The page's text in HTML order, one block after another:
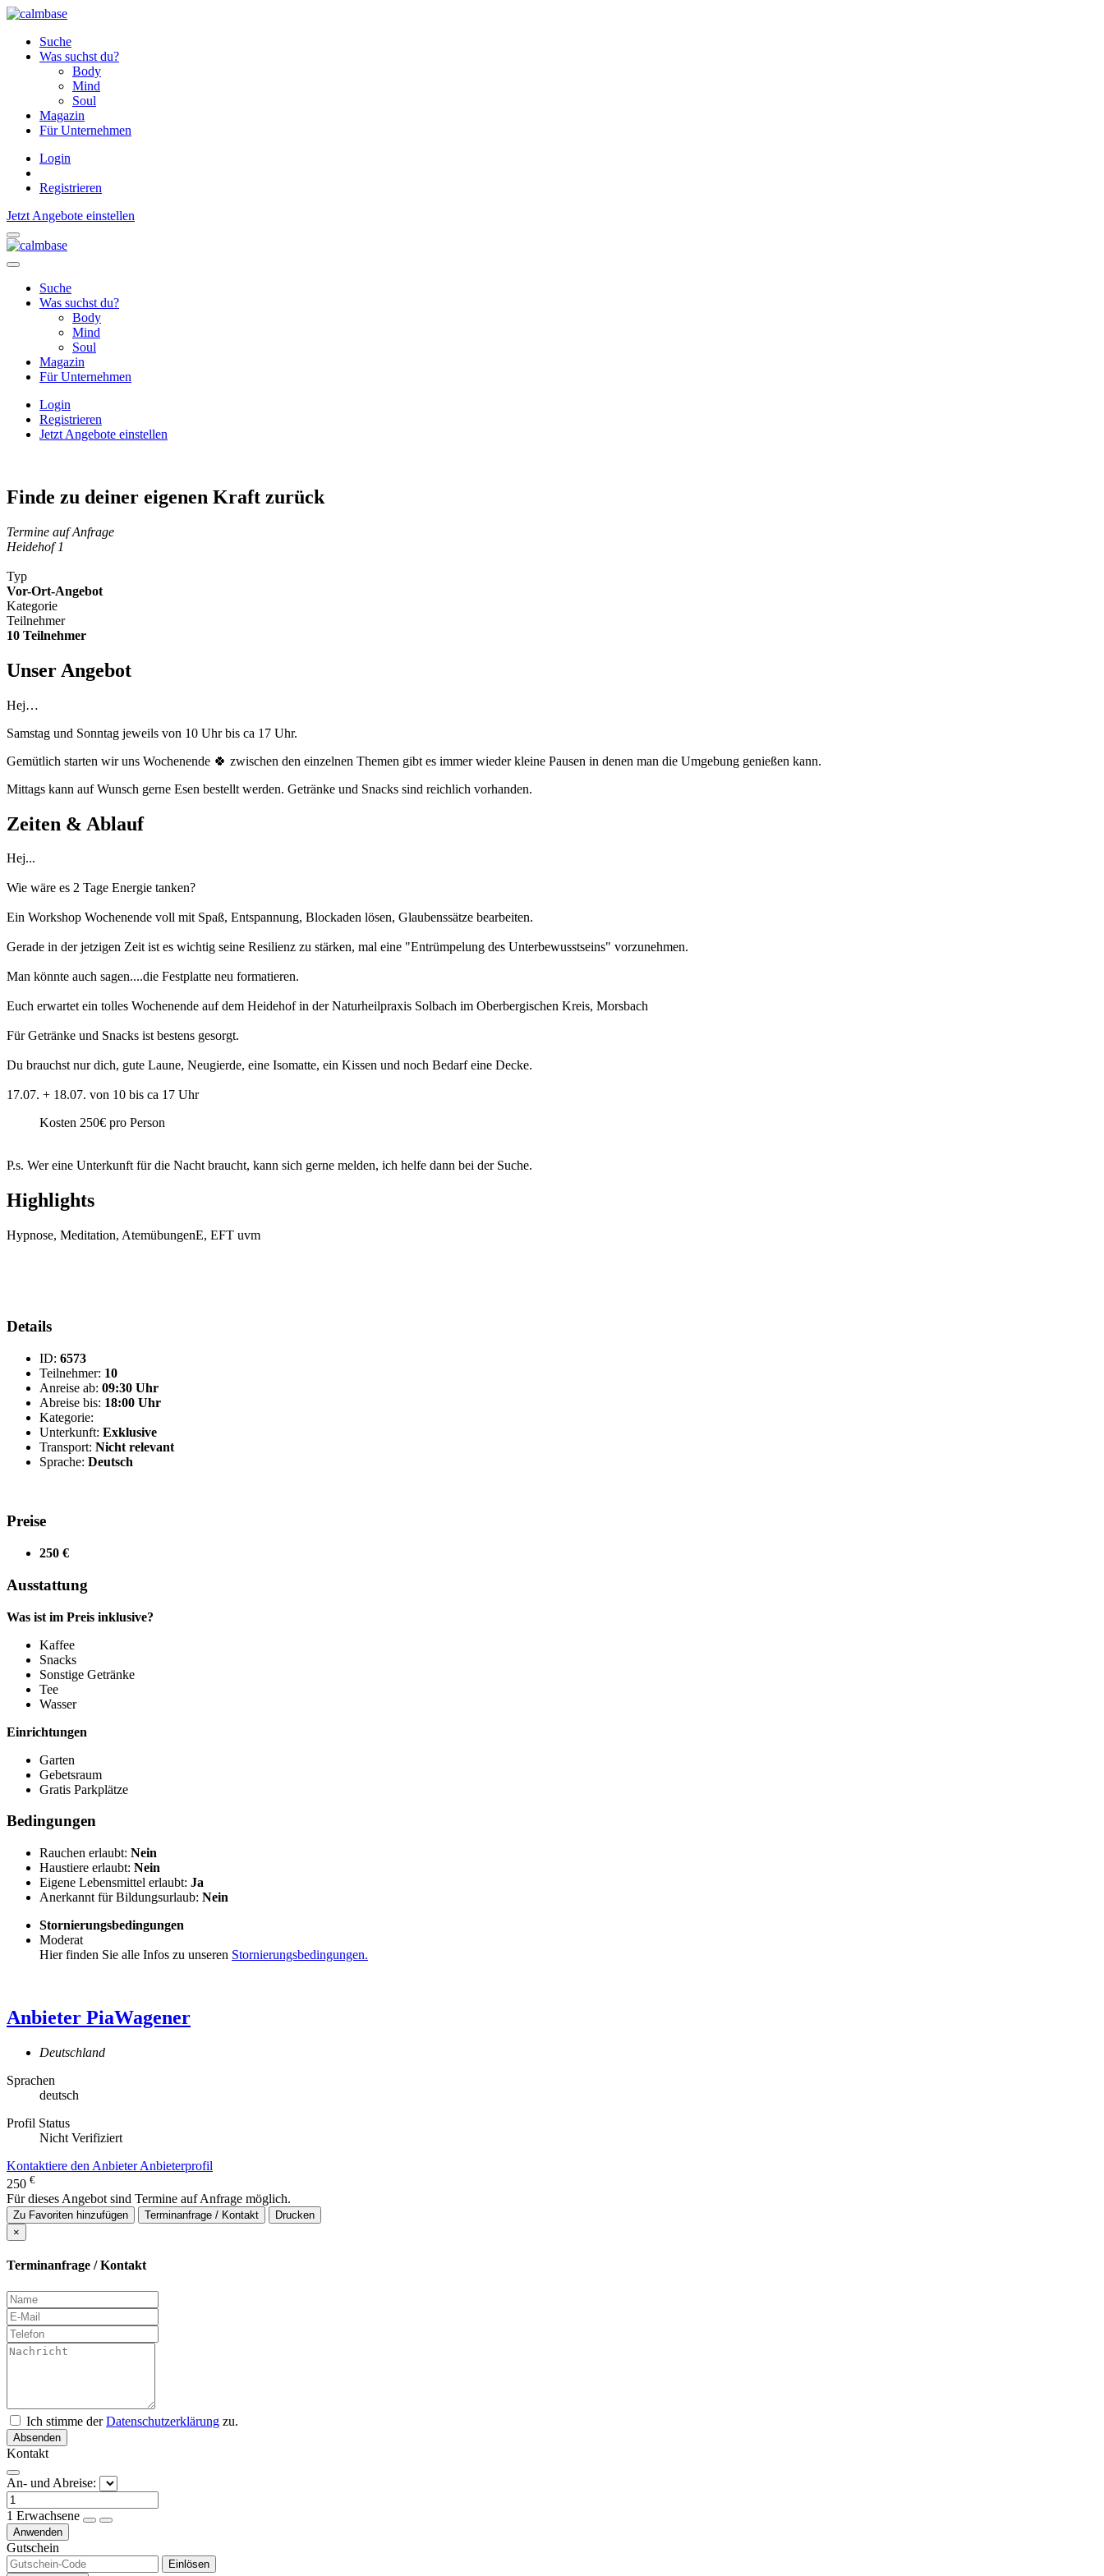
Suche
Was suchst du?
Body
Mind
Soul
Magazin
Für Unternehmen
Login
Registrieren
Jetzt Angebote einstellen
Suche
Was suchst du?
Body
Mind
Soul
Magazin
Für Unternehmen
Login
Registrieren
Jetzt Angebote einstellen
Finde zu deiner eigenen Kraft zurück
Termine auf Anfrage
Heidehof 1
Typ
Vor-Ort-Angebot
Kategorie
Teilnehmer
10 Teilnehmer
Unser Angebot
Hej…
Samstag und Sonntag jeweils von 10 Uhr bis ca 17 Uhr.
Gemütlich starten wir uns Wochenende 🍀 zwischen den einzelnen Themen gibt es immer wieder kleine Pausen in denen man die Umgebung genießen kann.
Mittags kann auf Wunsch gerne Esen bestellt werden. Getränke und Snacks sind reichlich vorhanden.
Zeiten & Ablauf
Hej...
Wie wäre es 2 Tage Energie tanken?
Ein Workshop Wochenende voll mit Spaß, Entspannung, Blockaden lösen, Glaubenssätze bearbeiten.
Gerade in der jetzigen Zeit ist es wichtig seine Resilienz zu stärken, mal eine "Entrümpelung des Unterbewusstseins" vorzunehmen.
Man könnte auch sagen....die Festplatte neu formatieren.
Euch erwartet ein tolles Wochenende auf dem Heidehof in der Naturheilpraxis Solbach im Oberbergischen Kreis, Morsbach
Für Getränke und Snacks ist bestens gesorgt.
Du brauchst nur dich, gute Laune, Neugierde, eine Isomatte, ein Kissen und noch Bedarf eine Decke.
17.07. + 18.07. von 10 bis ca 17 Uhr
Kosten 250€ pro Person
P.s. Wer eine Unterkunft für die Nacht braucht, kann sich gerne melden, ich helfe dann bei der Suche.
Highlights
Hypnose, Meditation, AtemübungenE, EFT uvm
Details
ID: 6573
Teilnehmer: 10
Anreise ab: 09:30 Uhr
Abreise bis: 18:00 Uhr
Kategorie:
Unterkunft: Exklusive
Transport: Nicht relevant
Sprache: Deutsch
Preise
250 €
Ausstattung
Was ist im Preis inklusive?
Kaffee
Snacks
Sonstige Getränke
Tee
Wasser
Einrichtungen
Garten
Gebetsraum
Gratis Parkplätze
Bedingungen
Rauchen erlaubt: Nein
Haustiere erlaubt: Nein
Eigene Lebensmittel erlaubt: Ja
Anerkannt für Bildungsurlaub: Nein
Stornierungsbedingungen
Moderat
Hier finden Sie alle Infos zu unseren Stornierungsbedingungen.
Anbieter PiaWagener
Deutschland
Sprachen
deutsch
Profil Status
Nicht Verifiziert
Kontaktiere den AnbieterAnbieterprofil
250 €
Für dieses Angebot sind Termine auf Anfrage möglich.
Zu Favoriten hinzufügen Terminanfrage / Kontakt
Drucken
×
Terminanfrage / Kontakt
Ich stimme derDatenschutzerklärung zu.
Absenden
Kontakt
An- und Abreise:
1 Erwachsene
Anwenden
Gutschein
Einlösen